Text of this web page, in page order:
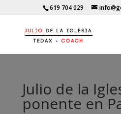
619 704 029
Julio de la
ponente en